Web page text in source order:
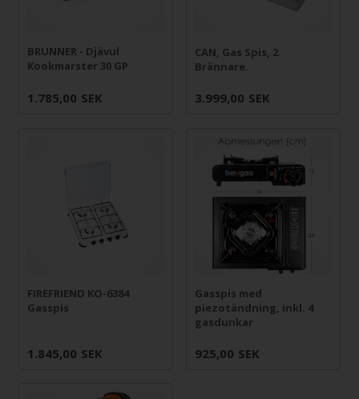
BRUNNER - Djävul
Kookmarster 30 GP
1.785,00 SEK
CAN, Gas Spis, 2
Brännare.
3.999,00 SEK
FIREFRIEND KO-6384
Gasspis
1.845,00 SEK
Gasspis med
piezotändning, inkl. 4
gasdunkar
925,00 SEK